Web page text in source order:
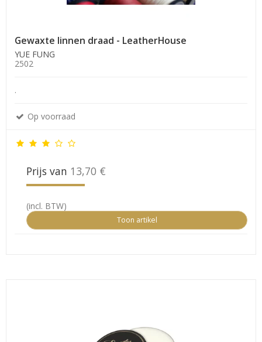
Gewaxte linnen draad - LeatherHouse
YUE FUNG
2502
.
Op voorraad
Prijs van 13,70 €
(incl. BTW)
Toon artikel